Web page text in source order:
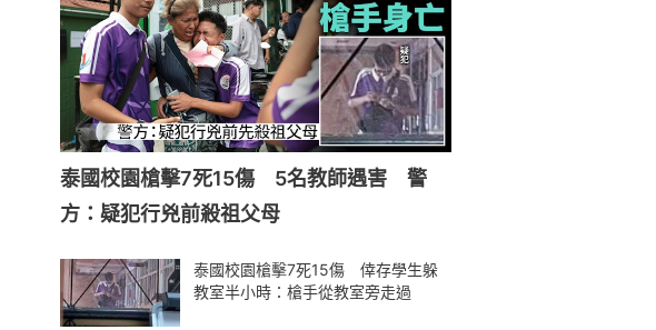
泰國校園槍擊7死15傷 5名教師遇害 警
方：疑犯行兇前殺祖父母
泰國校園槍擊7死15傷 倖存學生躲
教室半小時：槍手從教室旁走過